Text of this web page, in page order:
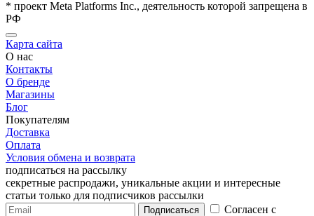
* проект Meta Platforms Inc., деятельность которой запрещена в
РФ
Карта сайта
О нас
Контакты
О бренде
Магазины
Блог
Покупателям
Доставка
Оплата
Условия обмена и возврата
подписаться на рассылку
секретные распродажи, уникальные акции и интересные
статьи только для подписчиков рассылки
Подписаться
Согласен с